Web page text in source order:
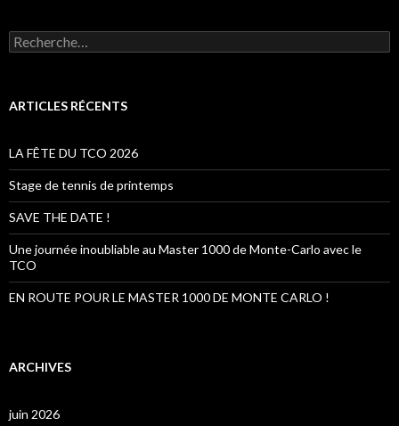
R
e
e
h
e
r
:
ARTICLES RÉCENTS
LA FÊTE DU TCO 2026
Stage de tennis de printemps
SAVE THE DATE !
Une journée inoubliable au Master 1000 de Monte-Carlo avec le
TCO
EN ROUTE POUR LE MASTER 1000 DE MONTE CARLO !
ARCHIVES
juin 2026